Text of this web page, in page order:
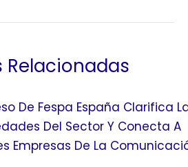
Relacionadas